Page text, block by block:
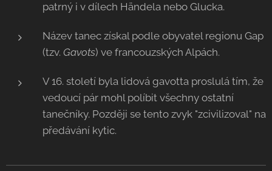
patrný i v dílech Händela nebo Glucka.
Název tanec získal podle obyvatel regionu Gap
(tzv. Gavots) ve francouzských Alpách.
V 16. století byla lidová gavotta proslulá tím, že
vedoucí pár mohl políbit všechny ostatní
tanečníky. Později se tento zvyk "zcivilizoval" na
předávání kytic.